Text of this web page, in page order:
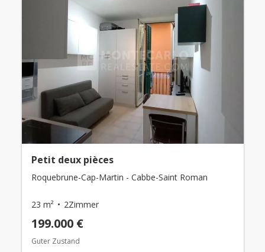
Petit deux pièces
Roquebrune-Cap-Martin - Cabbe-Saint Roman
23 m² 2Zimmer
199.000 €
Guter Zustand